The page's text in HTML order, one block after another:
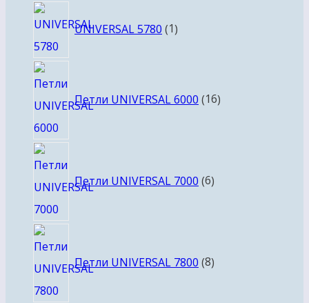
UNIVERSAL 5780 1товар
Петли UNIVERSAL 6000 16товаров
Петли UNIVERSAL 7000 6товаров
Петли UNIVERSAL 7800 8товаров